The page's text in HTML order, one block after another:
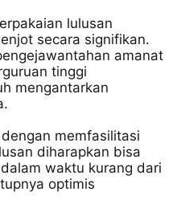
lulusan
secara signifikan.
amanat
tinggi
mengantarkan
memfasilitasi
diharapkan bisa
waktu kurang dari
optimis